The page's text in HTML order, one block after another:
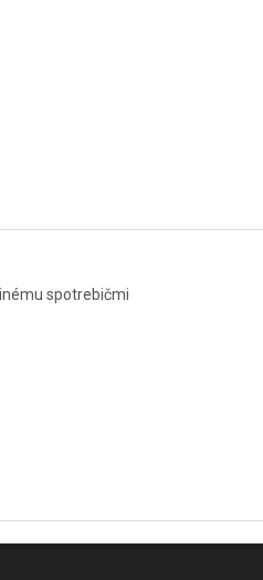
spotrebičmi